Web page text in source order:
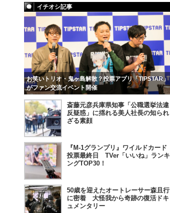
イチオシ記事
お笑いトリオ・鬼ヶ島解散？投票アプリ「TIPSTAR」
がファン交流イベント開催
斎藤元彦兵庫県知事「公職選挙法違
反疑惑」に揺れる美人社長の知られ
ざる素顔
『M-1グランプリ』ワイルドカード
投票最終日 TVer「いいね」ランキ
ングTOP30！
50歳を迎えたオートレーサー森且行
に密着 大怪我から奇跡の復活ドキ
ュメンタリー